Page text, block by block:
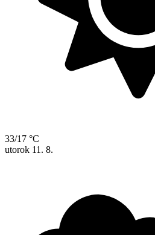
33/17 °C
utorok 11. 8.